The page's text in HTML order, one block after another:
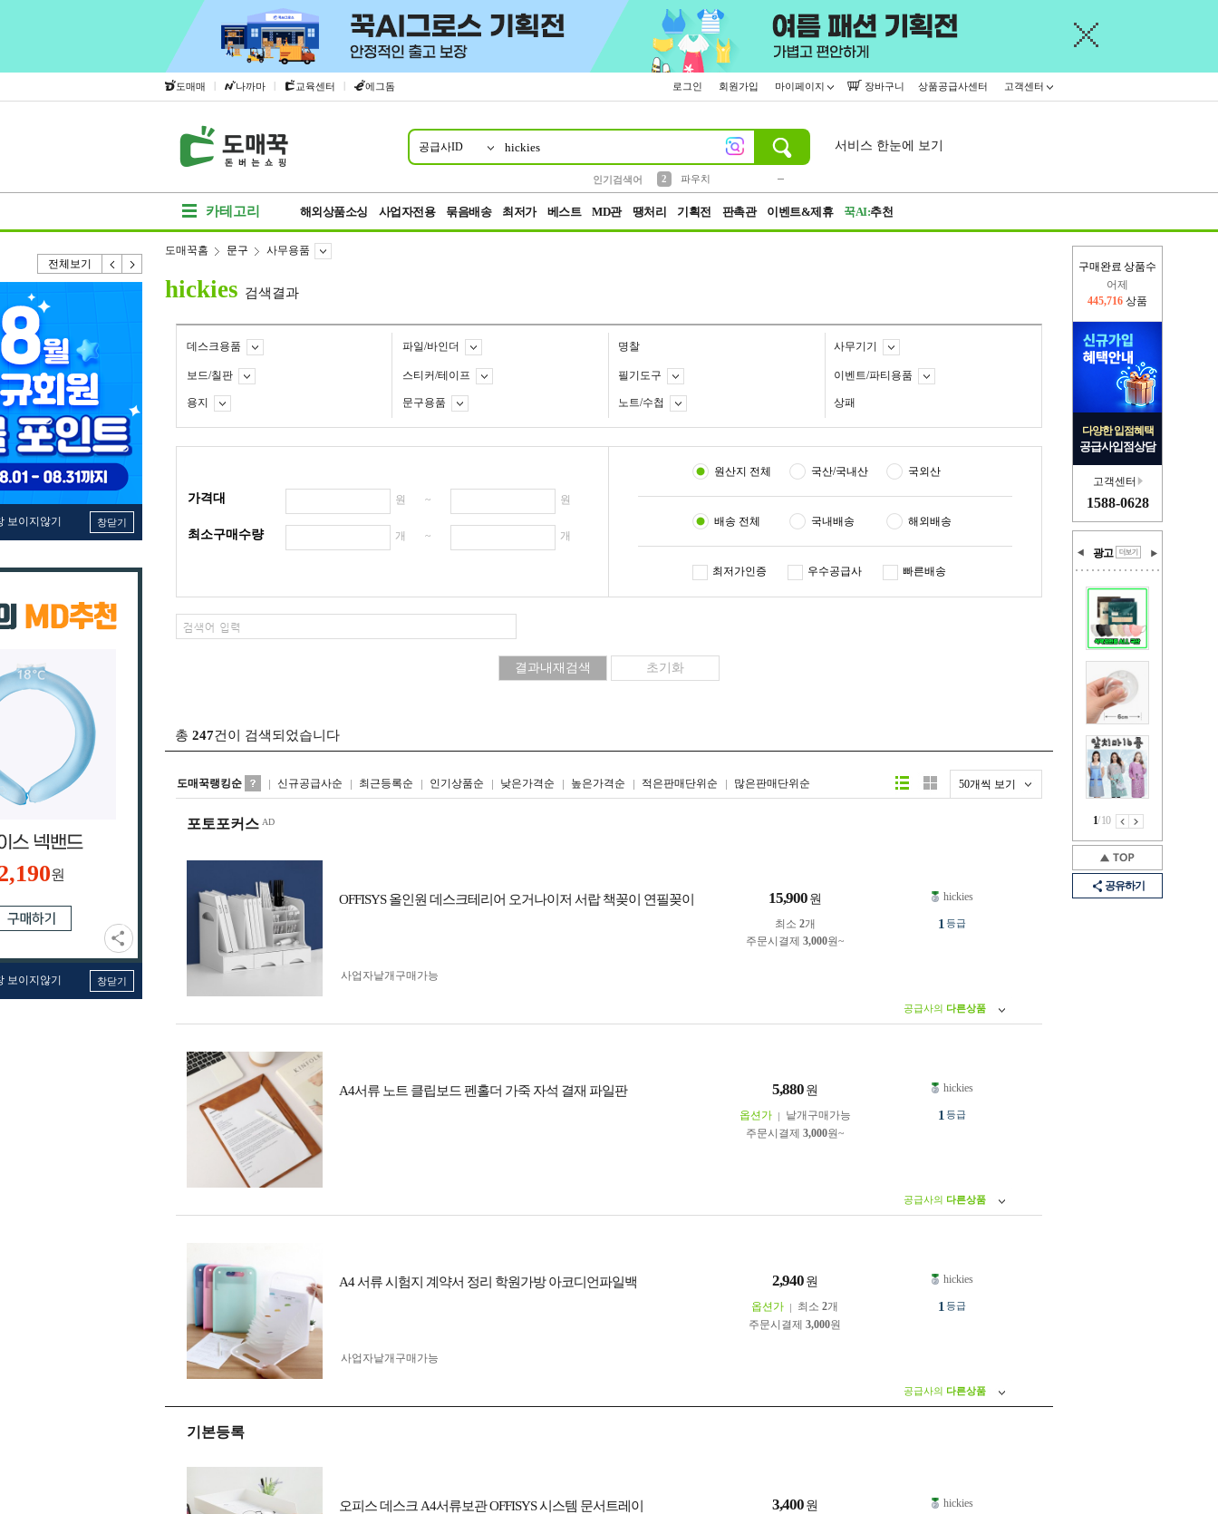
도매매 | 나까마 | 교육센터 | 에그돔 로그인 회원가입 마이페이지 장바구니 상품공급사센터 고객센터
공급사ID
인기검색어
2
파우치
서비스 한눈에 보기
카테고리 해외상품소싱 사업자전용 묶음배송 최저가 베스트 MD관 땡처리 기획전 판촉관 이벤트&제휴 꾹AI:추천
전체보기
보이지않기 창닫기
원
보이지않기 창닫기
구매완료 상품수
오늘(현재)
132,845 상품
다양한 입점혜택
공급사입점상담
고객센터
1588-0628
광고
1/10
공유하기
도매꾹홈 문구 사무용품
hickies 검색결과
데스크용품 파일/바인더 명찰 사무기기
보드/칠판 스티커/테이프 필기도구 이벤트/파티용품
용지 문구용품 노트/수첩 상패
가격대 원 ~ 원
최소구매수량 개 ~ 개
원산지 전체 국산/국내산 국외산
배송 전체 국내배송 해외배송
최저가인증 우수공급사 빠른배송
총 247건이 검색되었습니다
도매꾹랭킹순 신규공급사순 최근등록순 인기상품순 낮은가격순 높은가격순 적은판매단위순 많은판매단위순 50개씩 보기
리스트형갤러리형
포토포커스
OFFISYS 올인원 데스크테리어 오거나이저 서랍 책꽂이 연필꽂이 15,900 원
최소 2개
주문시결제 3,000원~
사업자 낱개구매가능
hickies
1 등급
공급사의 다른상품
A4서류 노트 클립보드 펜홀더 가죽 자석 결재 파일판 5,880 원
옵션가
낱개구매가능
주문시결제 3,000원~
hickies
1 등급
공급사의 다른상품
A4 서류 시험지 계약서 정리 학원가방 아코디언파일백 2,940 원
옵션가 최소 2개
주문시결제 3,000원
사업자 낱개구매가능
hickies
1 등급
공급사의 다른상품
기본등록
오피스 데스크 A4서류보관 OFFISYS 시스템 문서트레이 3,400 원 hickies